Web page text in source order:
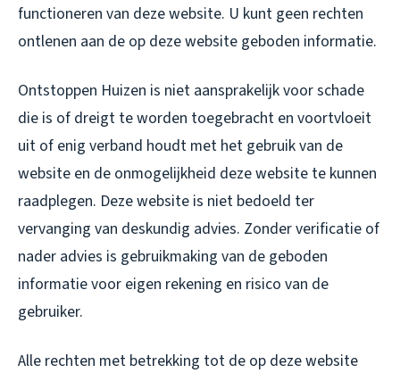
functioneren van deze website. U kunt geen rechten
ontlenen aan de op deze website geboden informatie.
Ontstoppen Huizen is niet aansprakelijk voor schade
die is of dreigt te worden toegebracht en voortvloeit
uit of enig verband houdt met het gebruik van de
website en de onmogelijkheid deze website te kunnen
raadplegen. Deze website is niet bedoeld ter
vervanging van deskundig advies. Zonder verificatie of
nader advies is gebruikmaking van de geboden
informatie voor eigen rekening en risico van de
gebruiker.
Alle rechten met betrekking tot de op deze website